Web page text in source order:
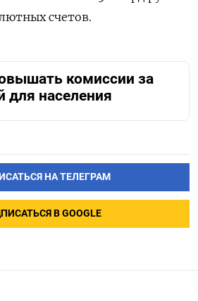
счетов.
комиссии за
для населения
НА ТЕЛЕГРАМ
В GOOGLE